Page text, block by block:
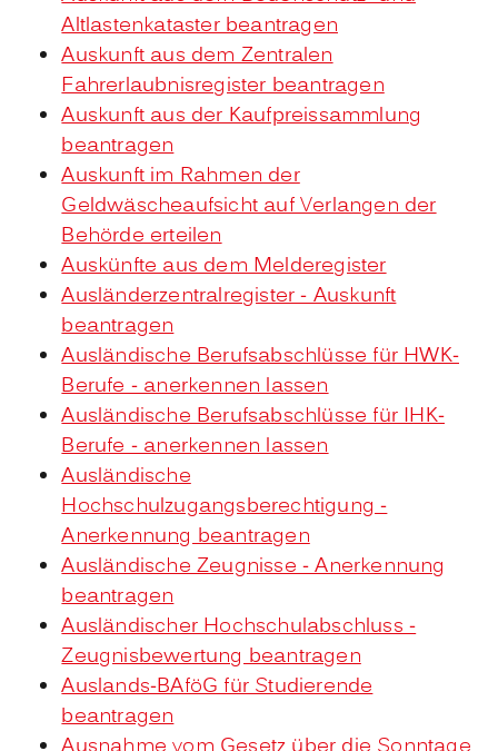
Altlastenkataster beantragen
Auskunft aus dem Zentralen
Fahrerlaubnisregister beantragen
Auskunft aus der Kaufpreissammlung
beantragen
Auskunft im Rahmen der
Geldwäscheaufsicht auf Verlangen der
Behörde erteilen
Auskünfte aus dem Melderegister
Ausländerzentralregister - Auskunft
beantragen
Ausländische Berufsabschlüsse für HWK-
Berufe - anerkennen lassen
Ausländische Berufsabschlüsse für IHK-
Berufe - anerkennen lassen
Ausländische
Hochschulzugangsberechtigung -
Anerkennung beantragen
Ausländische Zeugnisse - Anerkennung
beantragen
Ausländischer Hochschulabschluss -
Zeugnisbewertung beantragen
Auslands-BAföG für Studierende
beantragen